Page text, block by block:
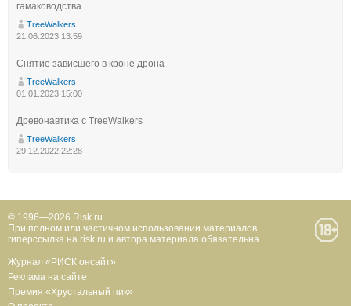
гамаководства
TreeWalkers
21.06.2023 13:59
Снятие зависшего в кроне дрона
TreeWalkers
01.01.2023 15:00
Древонавтика с TreeWalkers
TreeWalkers
29.12.2022 22:28
© 1996—2026 Risk.ru
При полном или частичном использовании материалов
гиперссылка на risk.ru и автора материала обязательна.
Журнал «РИСК онсайт»
Реклама на сайте
Премия «Хрустальный пик»